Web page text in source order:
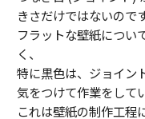
きさだけではないので
フラットな壁紙につい
く、
特に黒色は、ジョイン
気をつけて作業をして
これは壁紙の制作工程